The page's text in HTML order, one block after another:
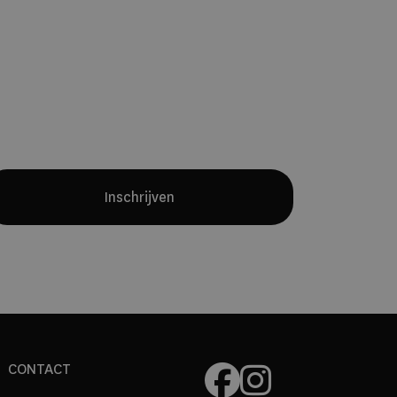
Inschrijven
CONTACT